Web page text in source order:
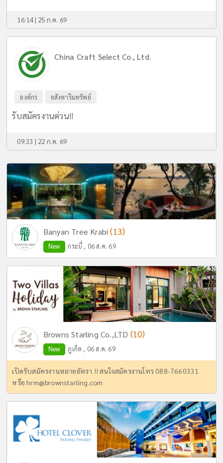
16:14 | 25 ก.ค. 69
China Craft Select Co., Ltd.
องค์กร อสังหาริมทรัพย์
รับสมัครงานด่วน!!
09:33 | 22 ก.ค. 69
Banyan Tree Krabi(13)
New กระบี่ , 06 ส.ค. 69
Browns Starling Co.,LTD (10)
New ภูเก็ต , 06 ส.ค. 69
เปิดรับสมัครงานหลายอัตรา !! สนใจสมัครงานโทร 088-7660331
หรือhrm@brownstarling.com